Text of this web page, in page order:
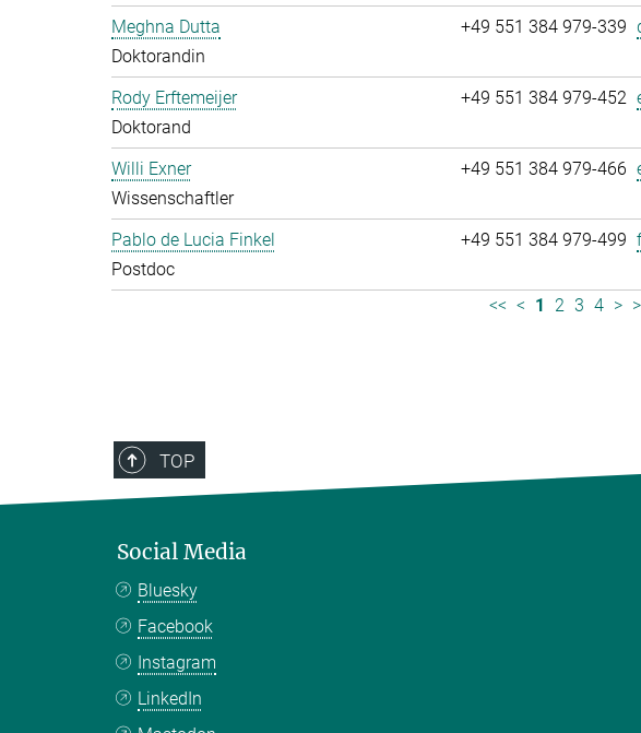
Meghna Dutta
Doktorandin
+49 551 384 979-339
Rody Erftemeijer
Doktorand
+49 551 384 979-452
Willi Exner
Wissenschaftler
+49 551 384 979-466
Pablo de Lucia Finkel
Postdoc
+49 551 384 979-499
<< < 1 2 3 4 >
TOP
Social Media
Bluesky
Facebook
Instagram
LinkedIn